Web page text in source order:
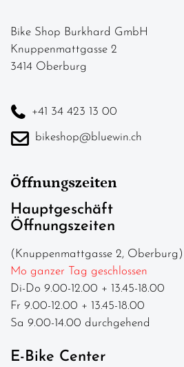
Bike Shop Burkhard GmbH
Knuppenmattgasse 2
3414 Oberburg
+41 34 423 13 00
bikeshop@bluewin.ch
Öffnungszeiten
Hauptgeschäft
Öffnungszeiten
(Knuppenmattgasse 2, Oberburg)
Mo ganzer Tag geschlossen
Di-Do 9.00-12.00 + 13.45-18.00
Fr 9.00-12.00 + 13.45-18.00
Sa 9.00-14.00 durchgehend
E-Bike Center